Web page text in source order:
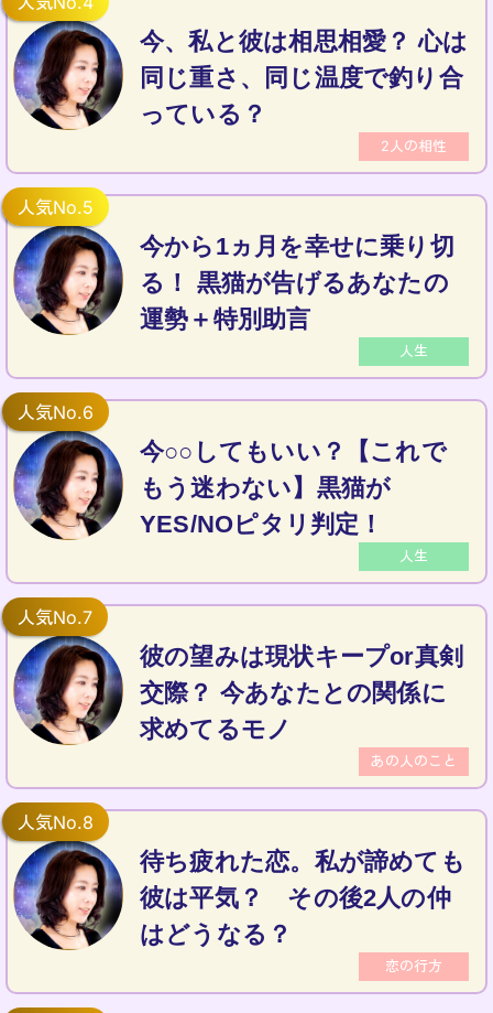
2人の相性
今、私と彼は相思相愛？ 心は
同じ重さ、同じ温度で釣り合
っている？
人生
今から1ヵ月を幸せに乗り切
る！ 黒猫が告げるあなたの
運勢＋特別助言
人生
今○○してもいい？【これで
もう迷わない】黒猫が
YES/NOピタリ判定！
あの人のこと
彼の望みは現状キープor真剣
交際？ 今あなたとの関係に
求めてるモノ
恋の行方
待ち疲れた恋。私が諦めても
彼は平気？ その後2人の仲
はどうなる？